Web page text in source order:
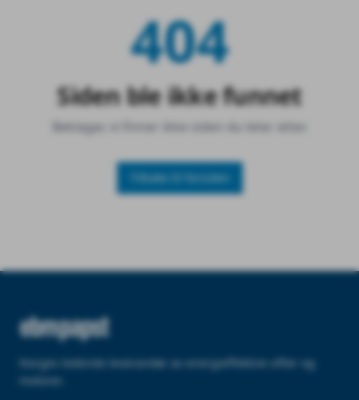
404
Siden ble ikke funnet
Beklager, vi finner ikke siden du leter etter.
Tilbake til forsiden
Norges ledende leverandør av energieffektive vifter og
motorer.